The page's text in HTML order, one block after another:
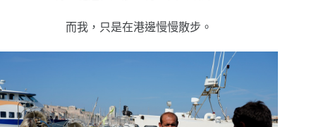
而我，只是在港邊慢慢散步。